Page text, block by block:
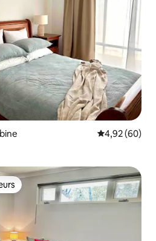
Évaluation
4,92 (60)
les plus appréciés